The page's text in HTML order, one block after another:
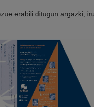
erabili ditugun argazki,